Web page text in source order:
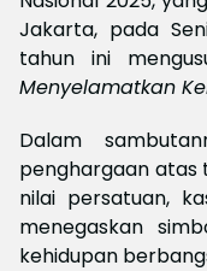
Jakarta, pada
tahun ini
Menyelamatkan
Dalam
penghargaan
nilai persatuan,
menegaskan
kehidupan